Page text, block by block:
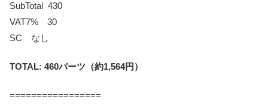
SubTotal 430
VAT7% 30
SC なし
TOTAL: 460バーツ （約1,564円）
=================